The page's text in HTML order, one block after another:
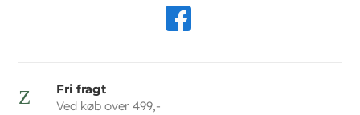
Z
Fri fragt
Ved køb over 499,-